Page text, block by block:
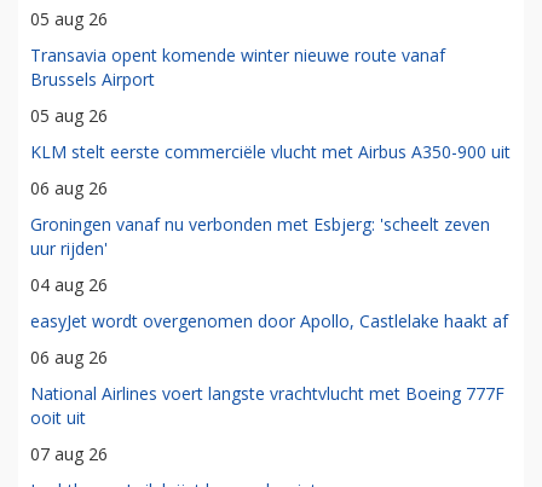
05 aug 26
Transavia opent komende winter nieuwe route vanaf
Brussels Airport
05 aug 26
KLM stelt eerste commerciële vlucht met Airbus A350-900 uit
06 aug 26
Groningen vanaf nu verbonden met Esbjerg: 'scheelt zeven
uur rijden'
04 aug 26
easyJet wordt overgenomen door Apollo, Castlelake haakt af
06 aug 26
National Airlines voert langste vrachtvlucht met Boeing 777F
ooit uit
07 aug 26